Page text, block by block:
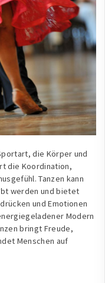
die Körper und
die Koordination,
Tanzen kann
werden und bietet
und Emotionen
Modern
bringt Freude,
Menschen auf